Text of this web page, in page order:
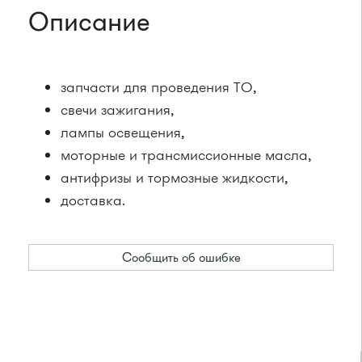
Описание
запчасти для проведения ТО,
свечи зажигания,
лампы освещения,
моторные и трансмиссионные масла,
антифризы и тормозные жидкости,
доставка.
Сообщить об ошибке